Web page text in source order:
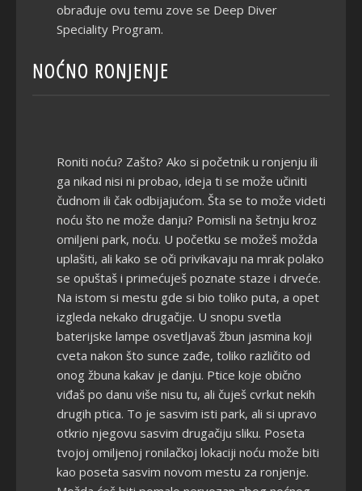
obrađuje ovu temu zove se Deep Diver
Speciality Program.
NOĆNO RONJENJE
Roniti noću? Zašto? Ako si početnik u ronjenju ili
ga nikad nisi ni probao, ideja ti se može učiniti
čudnom ili čak odbijajućom. Šta se to može videti
noću što ne može danju? Pomisli na šetnju kroz
omiljeni park, noću. U početku se možeš možda
uplašiti, ali kako se oči privikavaju na mrak polako
se opuštaš i primećuješ poznate staze i drveće.
Na istom si mestu gde si bio toliko puta, a opet
izgleda nekako drugačije. U snopu svetla
baterijske lampe osvetljavaš žbun jasmina koji
cveta nakon što sunce zađe, toliko različito od
onog žbuna kakav je danju. Ptice koje obično
viđaš po danu više nisu tu, ali čuješ cvrkut nekih
drugih ptica. To je sasvim isti park, ali si upravo
otkrio njegovu sasvim drugačiju sliku. Poseta
tvojoj omiljenoj ronilačkoj lokaciji noću može biti
kao poseta sasvim novom mestu za ronjenje.